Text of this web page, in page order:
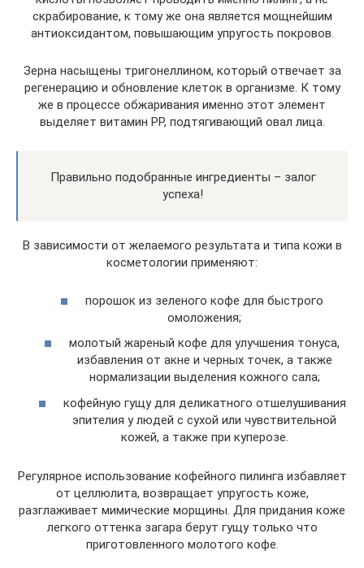
скрабирование, к тому же она является мощнейшим
антиоксидантом, повышающим упругость покровов.
Зерна насыщены тригонеллином, который отвечает за
регенерацию и обновление клеток в организме. К тому
же в процессе обжаривания именно этот элемент
выделяет витамин РР, подтягивающий овал лица.
Правильно подобранные ингредиенты – залог
успеха!
В зависимости от желаемого результата и типа кожи в
косметологии применяют:
порошок из зеленого кофе для быстрого
омоложения;
молотый жареный кофе для улучшения тонуса,
избавления от акне и черных точек, а также
нормализации выделения кожного сала;
кофейную гущу для деликатного отшелушивания
эпителия у людей с сухой или чувствительной
кожей, а также при куперозе.
Регулярное использование кофейного пилинга избавляет
от целлюлита, возвращает упругость коже,
разглаживает мимические морщины. Для придания коже
легкого оттенка загара берут гущу только что
приготовленного молотого кофе.